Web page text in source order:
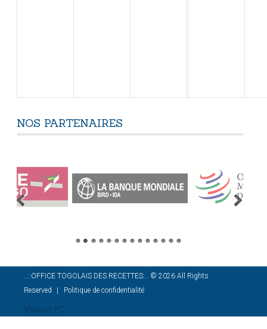
NOS PARTENAIRES
..::OFFICE TOGOLAIS DES RECETTES:.. © 2026 All Rights
Reserved
Politique de confidentialité
Version PC